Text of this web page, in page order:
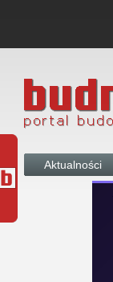
Aktualności